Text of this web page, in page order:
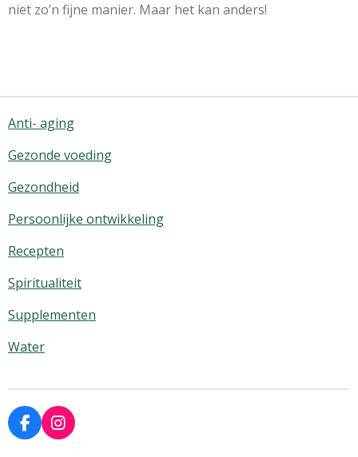
niet zo’n fijne manier. Maar het kan anders!
Anti- aging
Gezonde voeding
Gezondheid
Persoonlijke ontwikkeling
Recepten
Spiritualiteit
Supplementen
Water
F
a
I
n